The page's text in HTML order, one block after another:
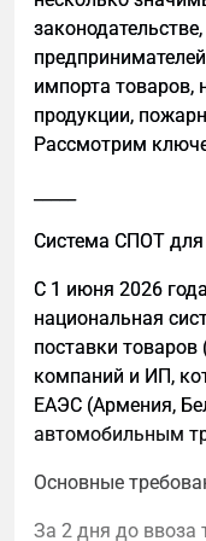
даем один
избегаем
Как подготовить
1. Сущности и
Нейросети
сущностями. Для
продукт и
без размытых
Для этого
иметь
импорта товаров,
продукции,
Рассмотрим
Система СПОТ
С 1 июня 2026
национальная
поставки
компаний и ИП,
ЕАЭС (Армения,
автомобильным
Основные
За 2 дня до ввоза